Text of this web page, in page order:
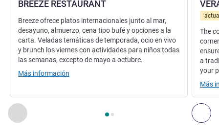
Anterior - Restaurante
Página , Restaurante 1 : BREEZE RESTAURANT ,
BREEZE RESTAURANT
Breeze ofrece platos internacionales junto al mar,
desayuno, almuerzo, cena tipo bufé y opciones a la
carta. Veladas temáticas de temporada, ocio en vivo
y brunch los viernes con actividades para niños todas
las semanas, excepto de mayo a octubre.
Más información
The
a
your
Más